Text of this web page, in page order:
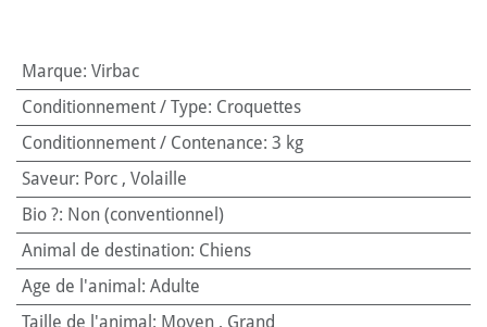
Marque: Virbac
Conditionnement / Type: Croquettes
Conditionnement / Contenance: 3 kg
Saveur: Porc, Volaille
Bio ?: Non (conventionnel)
Animal de destination: Chiens
Age de l'animal : Adulte
Taille de l'animal : Moyen, Grand